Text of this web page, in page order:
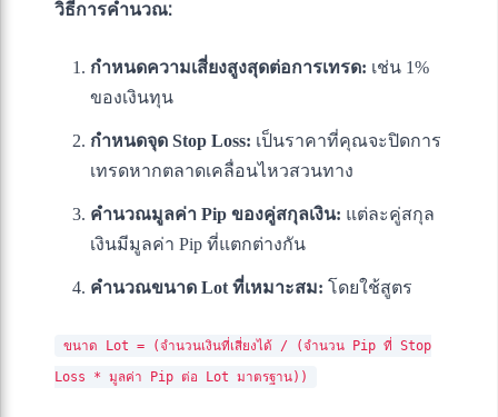
วิธีการคำนวณ:
กำหนดความเสี่ยงสูงสุดต่อการเทรด: เช่น 1%
ของเงินทุน
กำหนดจุด Stop Loss: เป็นราคาที่คุณจะปิดการ
เทรดหากตลาดเคลื่อนไหวสวนทาง
คำนวณมูลค่า Pip ของคู่สกุลเงิน: แต่ละคู่สกุล
เงินมีมูลค่า Pip ที่แตกต่างกัน
คำนวณขนาด Lot ที่เหมาะสม: โดยใช้สูตร
ขนาด Lot = (จำนวนเงินที่เสี่ยงได้ / (จำนวน Pip ที่ Stop
Loss * มูลค่า Pip ต่อ Lot มาตรฐาน))